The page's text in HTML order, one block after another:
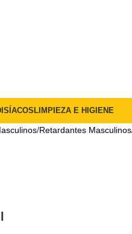
LIMPIEZA E HIGIENE
Retardantes Masculinos